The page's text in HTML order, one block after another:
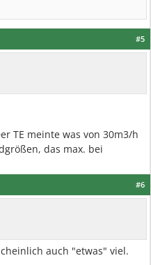
#5
TE meinte was von 30m3/h
das max. bei
#6
auch "etwas" viel.